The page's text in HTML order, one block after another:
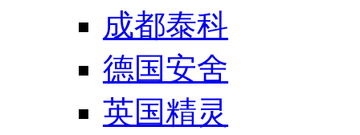
成都泰科
德国安舍
英国精灵